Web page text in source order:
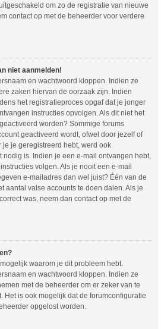
om zo de registratie van nieuwe
contact op met de beheerder voor verdere
niet aanmelden!
en wachtwoord kloppen. Indien ze
zaken hiervan de oorzaak zijn. Indien
het registratieproces opgaf dat je jonger
instructies opvolgen. Als dit niet het
worden? Sommige forums
geactiveerd wordt, ofwel door jezelf of
je geregistreerd hebt, werd ook
is. Indien je een e-mail ontvangen hebt,
volgen. Als je nooit een e-mail
e-mailadres dan wel juist? Één van de
aantal valse accounts te doen dalen. Als je
was, neem dan contact op met de
waarom je dit probleem hebt.
en wachtwoord kloppen. Indien ze
met de beheerder om er zeker van te
Het is ook mogelijk dat de forumconfiguratie
opgelost worden.